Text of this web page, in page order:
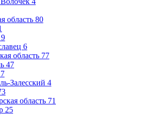
область 80
9
6
область 77
47
7
Залесский 4
область 71
25